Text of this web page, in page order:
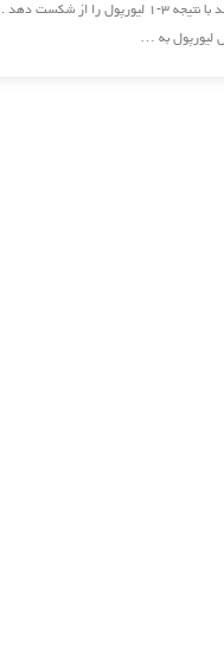
منچستریونایتد در دیداری تماشایی و برتر موفق شد با
‏لیورپول به …